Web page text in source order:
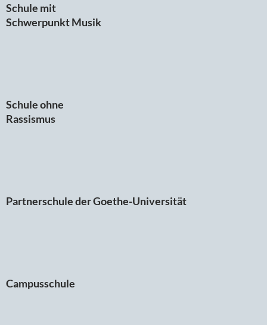
Schule mit
Schwerpunkt Musik
Schule ohne
Rassismus
Partnerschule der Goethe-Universität
Campusschule